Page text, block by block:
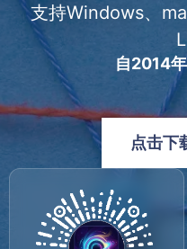
支持Windows、
自2014
点击下